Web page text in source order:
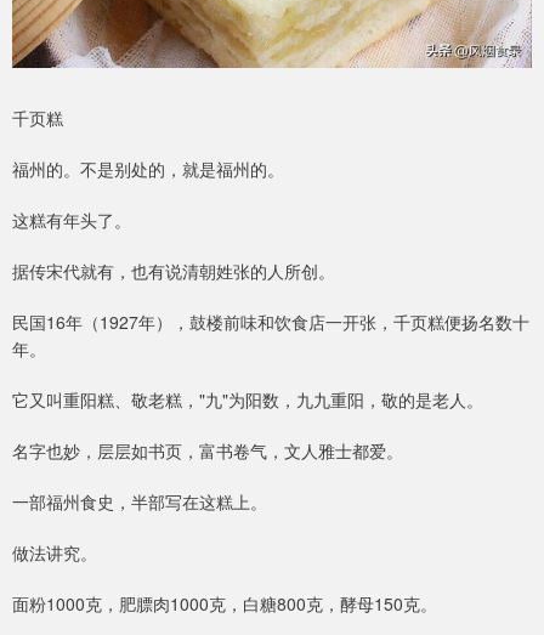
千页糕
福州的。不是别处的，就是福州的。
这糕有年头了。
据传宋代就有，也有说清朝姓张的人所创。
民国16年（1927年），鼓楼前味和饮食店一开张，千页糕便扬名数十
年。
它又叫重阳糕、敬老糕，"九"为阳数，九九重阳，敬的是老人。
名字也妙，层层如书页，富书卷气，文人雅士都爱。
一部福州食史，半部写在这糕上。
做法讲究。
面粉1000克，肥膘肉1000克，白糖800克，酵母150克。